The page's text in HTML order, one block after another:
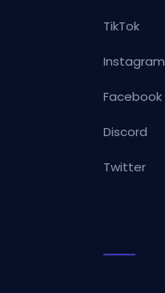
TikTok
Instagram
Facebook
Discord
Twitter